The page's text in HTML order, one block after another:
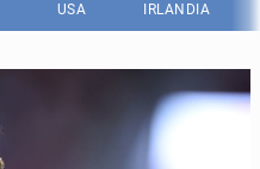
USA IRLANDIA